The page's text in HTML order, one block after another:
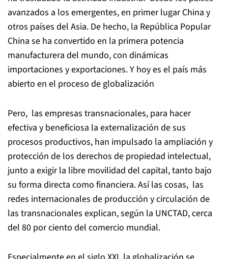
avanzados a los emergentes, en primer lugar China y
otros países del Asia. De hecho, la República Popular
China se ha convertido en la primera potencia
manufacturera del mundo, con dinámicas
importaciones y exportaciones. Y hoy es el país más
abierto en el proceso de globalización
Pero, las empresas transnacionales, para hacer
efectiva y beneficiosa la externalización de sus
procesos productivos, han impulsado la ampliación y
protección de los derechos de propiedad intelectual,
junto a exigir la libre movilidad del capital, tanto bajo
su forma directa como financiera. Así las cosas, las
redes internacionales de producción y circulación de
las transnacionales explican, según la UNCTAD, cerca
del 80 por ciento del comercio mundial.